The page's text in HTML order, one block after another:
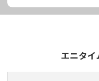
エニタ